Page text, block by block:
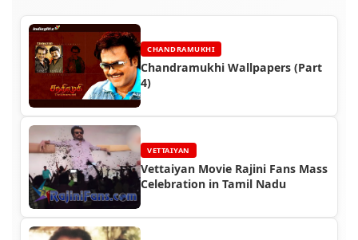
CHANDRAMUKHI
Chandramukhi Wallpapers (Part
4)
VETTAIYAN
Vettaiyan Movie Rajini Fans Mass
Celebration in Tamil Nadu